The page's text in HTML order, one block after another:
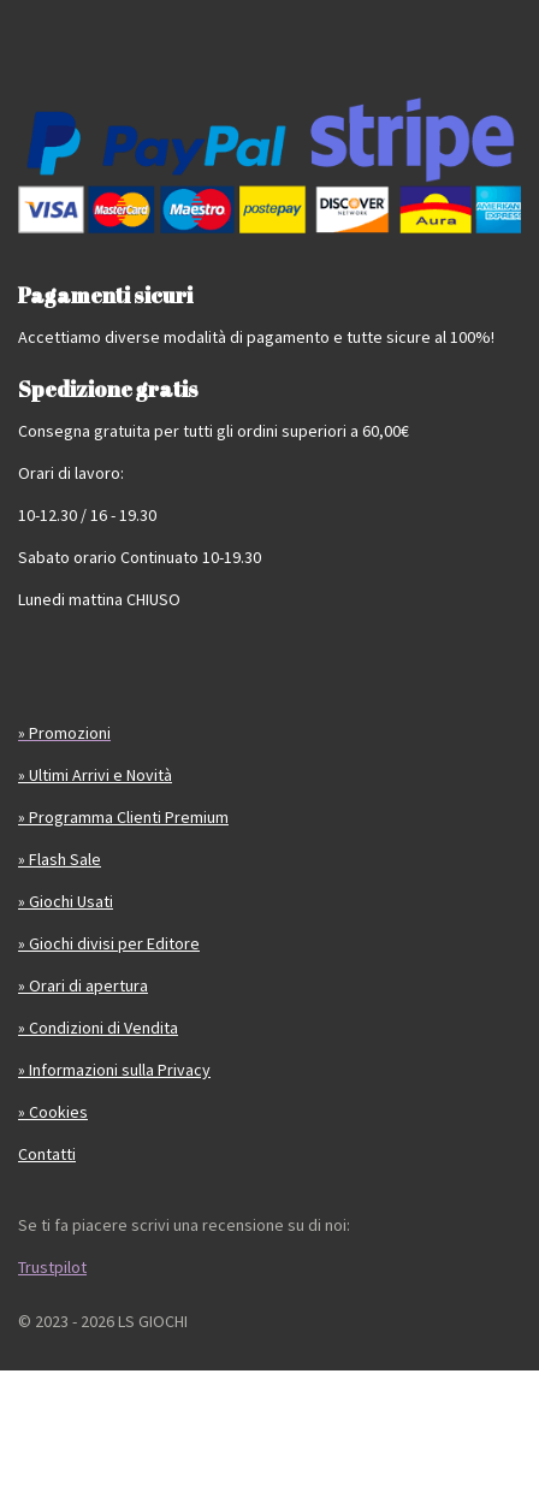
Pagamenti sicuri
Accettiamo diverse modalità di pagamento e tutte sicure al 100%!
Spedizione gratis
Consegna gratuita per tutti gli ordini superiori a 60,00€
Orari di lavoro:
10-12.30 / 16 - 19.30
Sabato orario Continuato 10-19.30
Lunedi mattina CHIUSO
» Promozioni
» Ultimi Arrivi e Novità
» Programma Clienti Premium
» Flash Sale
» Giochi Usati
» Giochi divisi per Editore
» Orari di apertura
» Condizioni di Vendita
» Informazioni sulla Privacy
» Cookies
Contatti
Se ti fa piacere scrivi una recensione su di noi:
Trustpilot
© 2023 - 2026 LS GIOCHI